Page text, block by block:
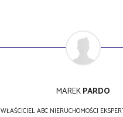
MAREKPARDO
WŁAŚCICIEL ABC NIERUCHOMOŚCI